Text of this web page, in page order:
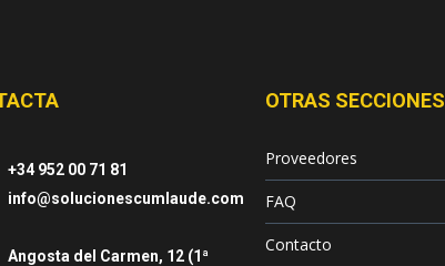
+34 952 00 71 81
info@solucionescumlaude.com
Angosta del Carmen, 12 (1ª
OTRAS SECCIONES
Proveedores
FAQ
Contacto